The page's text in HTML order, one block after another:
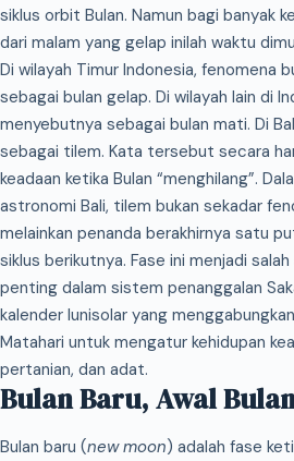
siklus orbit Bulan. Namun bagi banyak
dari malam yang gelap inilah waktu
Di wilayah Timur Indonesia, fenomena
sebagai bulan gelap. Di wilayah lain di
menyebutnya sebagai bulan mati. Di
sebagai tilem. Kata tersebut secara
keadaan ketika Bulan “menghilang”.
astronomi Bali, tilem bukan sekadar
melainkan penanda berakhirnya satu
siklus berikutnya. Fase ini menjadi
penting dalam sistem penanggalan
kalender lunisolar yang
Matahari untuk mengatur kehidupan
pertanian, dan adat.
Bulan Baru, Awal
Bulan baru (new moon) adalah fase